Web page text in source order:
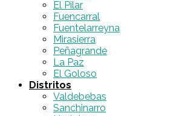
El Pilar
Fuencarral
Fuentelarreyna
Mirasierra
Peñagrande
La Paz
El Goloso
Distritos
Valdebebas
Sanchinarro